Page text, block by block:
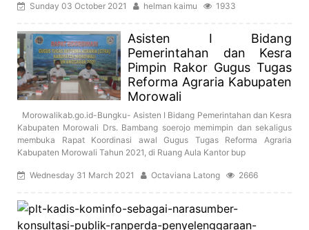
Sunday 03 October 2021 helman kaimu 1933
Asisten I Bidang
Pemerintahan dan Kesra
Pimpin Rakor Gugus Tugas
Reforma Agraria Kabupaten
Morowali
Morowalikab.go.id-Bungku- Asisten I Bidang Pemerintahan dan Kesra
Kabupaten Morowali Drs. Bambang soerojo memimpin dan sekaligus
membuka Rapat Koordinasi awal Gugus Tugas Reforma Agraria
Kabupaten Morowali Tahun 2021, di Ruang Aula Kantor bup
Wednesday 31 March 2021 Octaviana Latong 2666